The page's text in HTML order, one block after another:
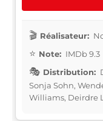
Réalisateur:
Note: IMDb 9.3
Distribution:
Sonja Sohn,
Williams, Deirdre